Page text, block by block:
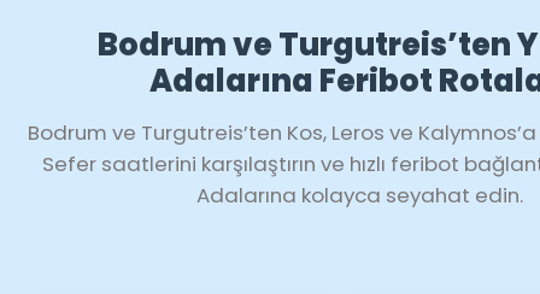
Bodrum ve Turgutreis’ten
Adalarına Feribot
Bodrum ve Turgutreis’ten Kos, Leros ve
Sefer saatlerini karşılaştırın ve hızlı feribot
Adalarına kolayca seyahat edin.